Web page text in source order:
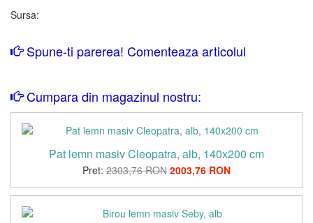
Sursa:
Spune-ti parerea! Comenteaza articolul
Cumpara din magazinul nostru:
Pat lemn masiv Cleopatra, alb, 140x200 cm
Pret: 2303,76 RON 2003,76 RON